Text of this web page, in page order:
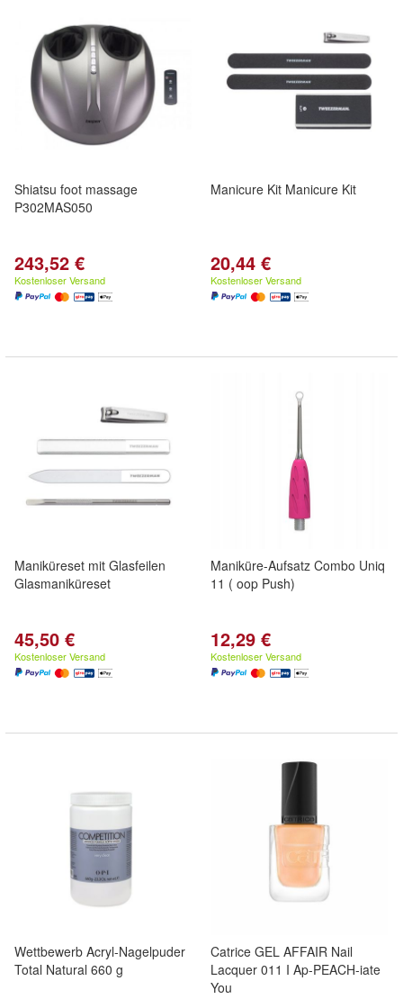
Shiatsu foot massage
P302MAS050
243,52 €
Kostenloser Versand
Manicure Kit Manicure Kit
20,44 €
Kostenloser Versand
Maniküreset mit Glasfeilen
Glasmaniküreset
45,50 €
Kostenloser Versand
Maniküre-Aufsatz Combo Uniq
11 ( oop Push)
12,29 €
Kostenloser Versand
Wettbewerb Acryl-Nagelpuder
Total Natural 660 g
Catrice GEL AFFAIR Nail
Lacquer 011 I Ap-PEACH-iate
You